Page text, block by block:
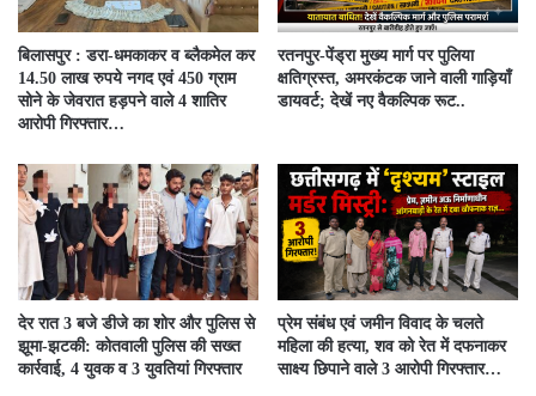
बिलासपुर : डरा-धमकाकर व ब्लैकमेल कर
14.50 लाख रुपये नगद एवं 450 ग्राम
सोने के जेवरात हड़पने वाले 4 शातिर
आरोपी गिरफ्तार…
रतनपुर-पेंड्रा मुख्य मार्ग पर पुलिया
क्षतिग्रस्त, अमरकंटक जाने वाली गाड़ियाँ
डायवर्ट; देखें नए वैकल्पिक रूट..
देर रात 3 बजे डीजे का शोर और पुलिस से
झूमा-झटकी: कोतवाली पुलिस की सख्त
कार्रवाई, 4 युवक व 3 युवतियां गिरफ्तार
प्रेम संबंध एवं जमीन विवाद के चलते
महिला की हत्या, शव को रेत में दफनाकर
साक्ष्य छिपाने वाले 3 आरोपी गिरफ्तार…